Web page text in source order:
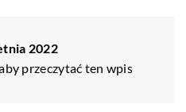
2022
przeczytać ten wpis